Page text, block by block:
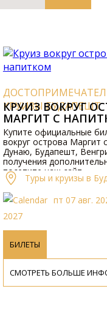
КРУИЗЫ БУДАПЕШТ
КРУИЗ ВОКРУГ
МАРГИТ С
Купите официальные
вокруг острова Маргит
Дунаю, Будапешт,
получения
посетите наш сайт.
Туры и круизы в
пт 07 авг.
2027
БИЛЕТЫ
СМОТРЕТЬ БОЛЬШЕ